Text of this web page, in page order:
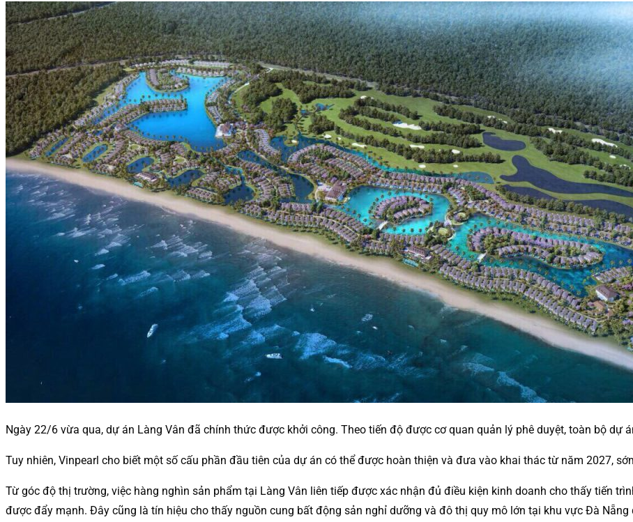
Ngày 22/6 vừa qua, dự án Làng Vân đã chính thức được khởi công. Theo tiến độ được cơ quan quản lý phê duyệt, toàn bộ dự
Tuy nhiên, Vinpearl cho biết một số cấu phần đầu tiên của dự án có thể được hoàn thiện và đưa vào khai thác từ năm 2027,
Từ góc độ thị trường, việc hàng nghìn sản phẩm tại Làng Vân liên tiếp được xác nhận đủ điều kiện kinh doanh cho thấy tiến
được đẩy mạnh. Đây cũng là tín hiệu cho thấy nguồn cung bất động sản nghỉ dưỡng và đô thị quy mô lớn tại khu vực Đà